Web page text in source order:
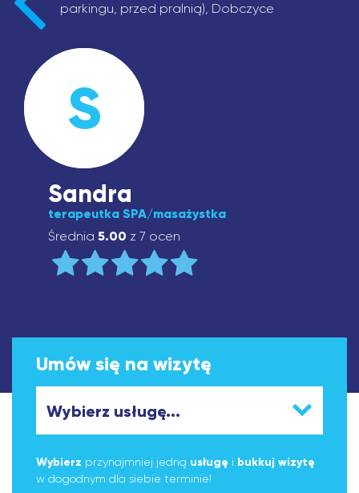
parkingu, przed pralnią), Dobczyce
S
Sandra
terapeutka SPA/masażystka
Średnia 5.00 z 7 ocen
Umów się na wizytę
Wybierz przynajmniej jedną usługę i bukkuj wizytę
w dogodnym dla siebie terminie!